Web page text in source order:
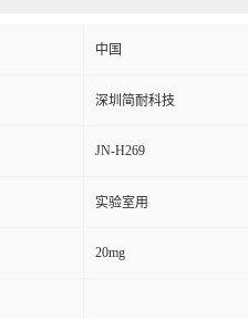
中国
深圳简耐科技
JN-H269
实验室用
20mg